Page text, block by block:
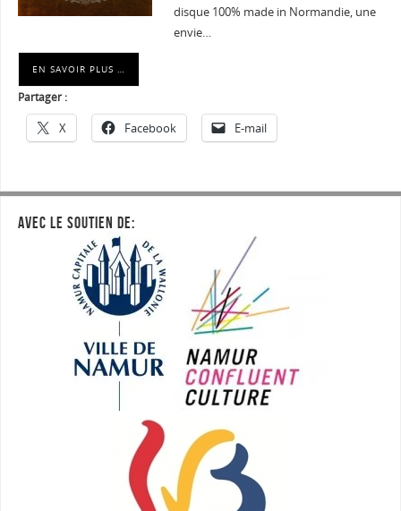
disque 100% made in Normandie, une
envie…
EN SAVOIR PLUS …
Partager :
X Facebook E-mail
AVEC LE SOUTIEN DE: